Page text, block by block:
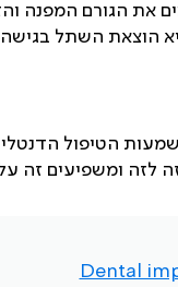
את הגורם המפנה
הוצאת השתל בגישה
הטיפול הדנטלי
לזה ומשפיעים זה